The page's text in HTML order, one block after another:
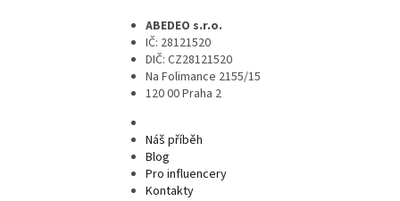
ABEDEO s.r.o.
IČ: 28121520
DIČ: CZ28121520
Na Folimance 2155/15
120 00 Praha 2
Náš příběh
Blog
Pro influencery
Kontakty